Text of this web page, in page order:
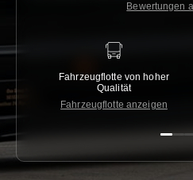
Bewertungen
Fahrzeugflotte von hoher
Qualität
Fahrzeugflotte anzeigen